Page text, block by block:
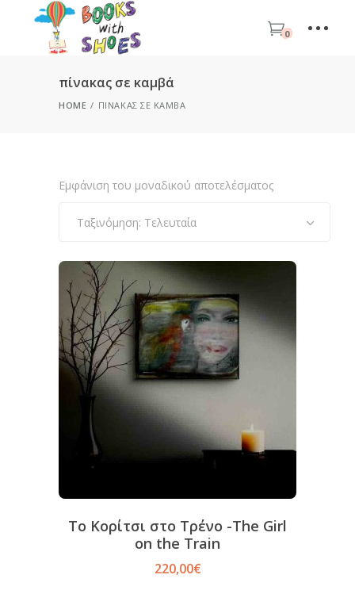
0
πίνακας σε καμβά
HOME ΠΊΝΑΚΑΣ ΣΕ ΚΑΜΒΆ
Εμφάνιση του μοναδικού αποτελέσματος
Ταξινόμηση: Τελευταία
Το Κορίτσι στο Τρένο -The Girl
on the Train
220,00€